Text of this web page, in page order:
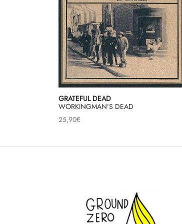
GRATEFUL DEAD
WORKINGMAN’S DEAD
25,90€